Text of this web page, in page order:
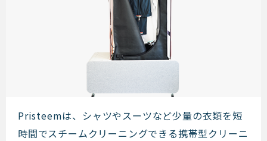
Pristeem
Pristeemは、シャツやスーツなど少量の衣類を短
時間でスチームクリーニングできる携帯型クリーニ